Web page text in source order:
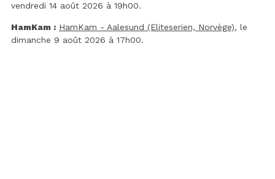
vendredi 14 août 2026 à 19h00.
HamKam : HamKam - Aalesund (Eliteserien, Norvège), le
dimanche 9 août 2026 à 17h00.